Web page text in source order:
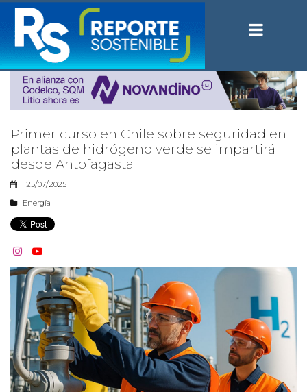
Primer curso en Chile sobre seguridad en
plantas de hidrógeno verde se impartirá
desde Antofagasta
25/07/2025
Energía
 